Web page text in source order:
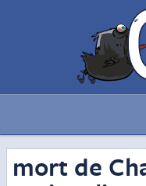
mort de